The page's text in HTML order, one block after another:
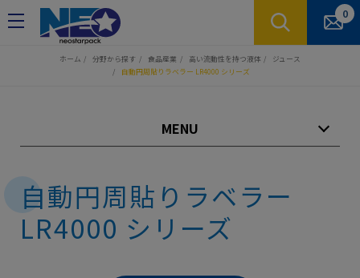
0
ホーム 分野から探す 食品産業 高い流動性を持つ液体
ジュース
自動円周貼りラベラー LR4000 シリーズ
MENU
自動円周貼りラベラー
LR4000 シリーズ
クッキー利用の管理について